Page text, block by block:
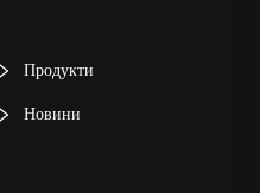
Продукти
Новини